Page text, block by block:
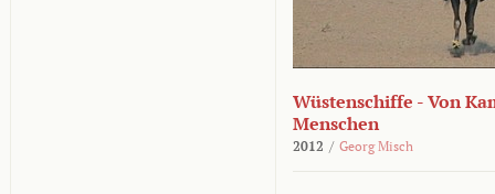
Wüstenschiffe - Von
Menschen
2012 / Georg Misch